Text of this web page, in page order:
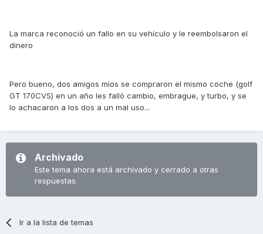
La marca reconoció un fallo en su vehículo y le reembolsaron el
dinero
Pero bueno, dos amigos míos se compraron el mismo coche (golf
GT 170CVS) en un año les falló cambio, embrague, y turbo, y se
lo achacaron a los dos a un mal uso...
Archivado
Este tema ahora está archivado y cerrado a otras
respuestas.
Ir a la lista de temas